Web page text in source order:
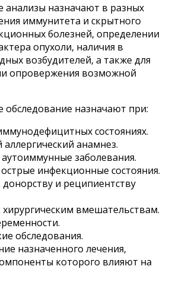
анализы назначают в разных
иммунитета и скрытного
болезней, определении
опухоли, наличия в
возбудителей, а также для
опровержения возможной
обследование назначают при:
состояниях.
анамнез.
заболевания.
инфекционные состояния.
и реципиентству
вмешательствам.
обследования.
назначенного лечения,
которого влияют на